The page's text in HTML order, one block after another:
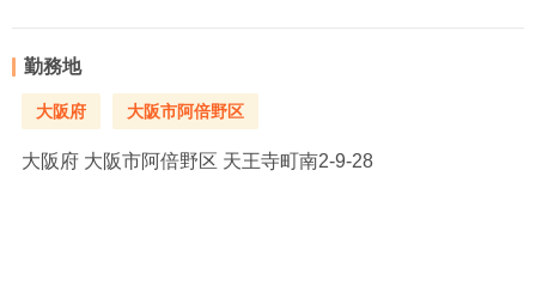
勤務地
大阪府 大阪市阿倍野区
大阪府 大阪市阿倍野区 天王寺町南2-9-28